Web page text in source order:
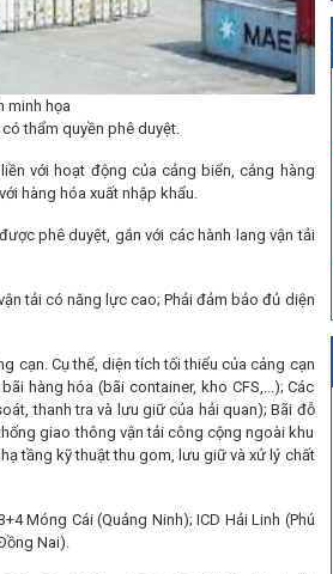
minh họa
thẩm quyền phê duyệt.
với hoạt động của cảng biển, cảng hàng
hàng hóa xuất nhập khẩu.
phê duyệt, gắn với các hành lang vận tải
tải có năng lực cao; Phải đảm bảo đủ diện
cạn. Cụ thể, diện tích tối thiểu của cảng cạn
hàng hóa (bãi container, kho CFS,...); Các
thanh tra và lưu giữ của hải quan); Bãi đỗ
giao thông vận tải công cộng ngoài khu
tầng kỹ thuật thu gom, lưu giữ và xử lý chất
Móng Cái (Quảng Ninh); ICD Hải Linh (Phú
Nai).